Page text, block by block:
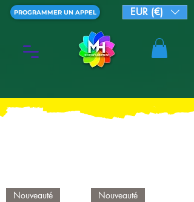
PROGRAMMER UN APPEL EUR (€)
Nouveauté Nouveauté